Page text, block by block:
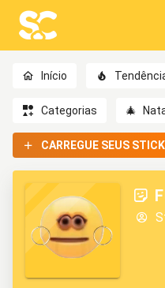
Início
Categorias 🎄
CARREGUE SEUS